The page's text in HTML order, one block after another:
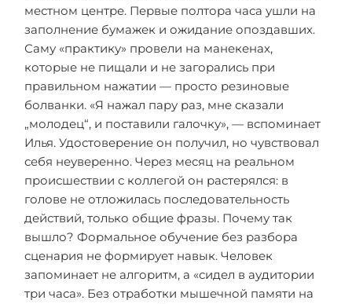
местном центре. Первые полтора часа ушли на
заполнение бумажек и ожидание опоздавших.
Саму «практику» провели на манекенах,
которые не пищали и не загорались при
правильном нажатии — просто резиновые
болванки. «Я нажал пару раз, мне сказали
„молодец“, и поставили галочку», — вспоминает
Илья. Удостоверение он получил, но чувствовал
себя неуверенно. Через месяц на реальном
происшествии с коллегой он растерялся: в
голове не отложилась последовательность
действий, только общие фразы. Почему так
вышло? Формальное обучение без разбора
сценария не формирует навык. Человек
запоминает не алгоритм, а «сидел в аудитории
три часа». Без отработки мышечной памяти на